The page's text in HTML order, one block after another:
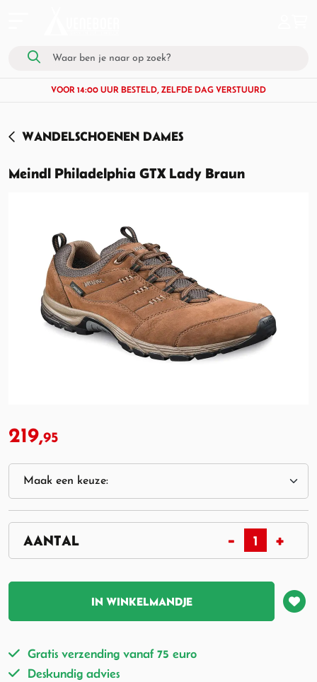
VOOR 14:00 UUR BESTELD, ZELFDE DAG VERSTUURD
WANDELSCHOENEN DAMES
Meindl Philadelphia GTX Lady Braun
219,95
IN WINKELMANDJE
Gratis verzending vanaf 75 euro
Deskundig advies